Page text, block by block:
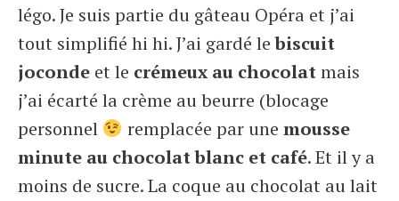
légo. Je suis partie du gâteau Opéra et j’ai
tout simplifié hi hi. J’ai gardé lebiscuit
joconde et le crémeux au chocolatmais
j’ai écarté la crème au beurre (blocage
personnel
remplacée par une mousse
minute au chocolat blanc et café. Et il y a
moins de sucre. La coque au chocolat au lait